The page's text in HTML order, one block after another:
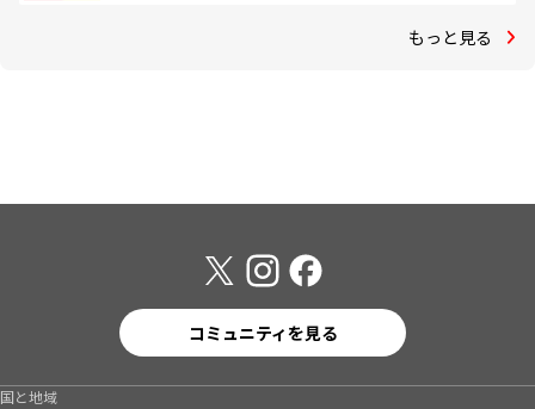
もっと見る
コミュニティを見る
国と地域